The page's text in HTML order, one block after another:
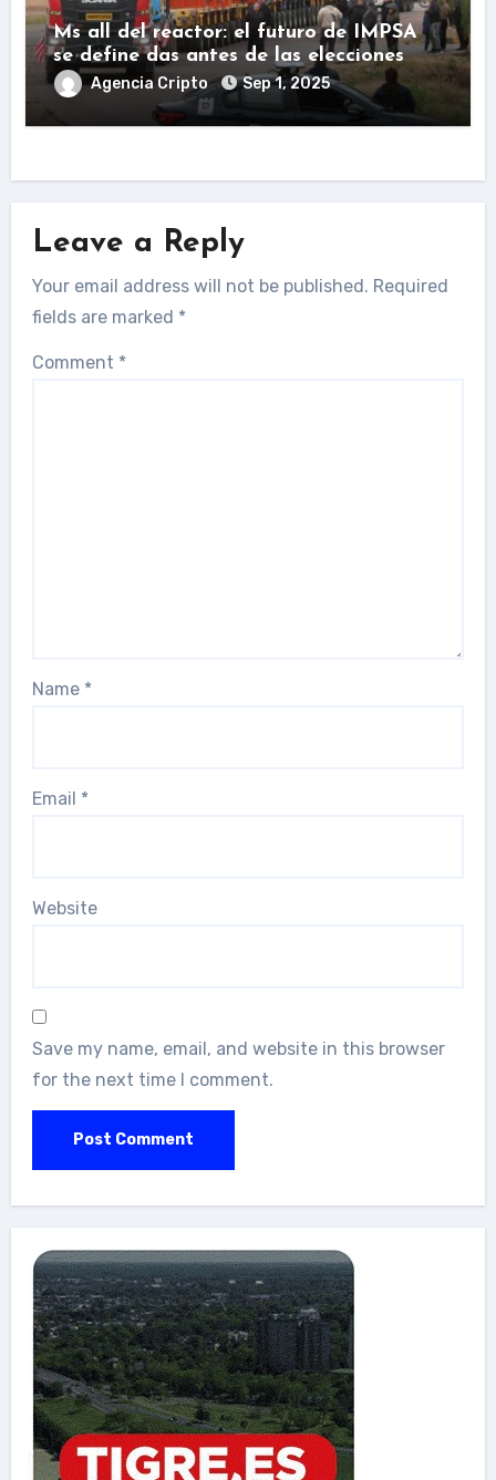
Ms all del reactor: el futuro de IMPSA
se define das antes de las elecciones
Agencia Cripto Sep 1, 2025
Leave a Reply
Your email address will not be published. Required
fields are marked *
Comment *
Name *
Email *
Website
Save my name, email, and website in this browser
for the next time I comment.